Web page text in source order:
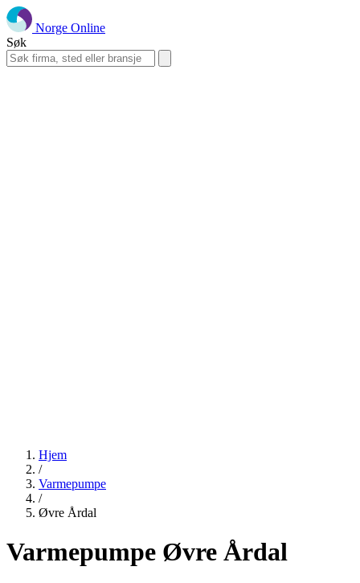
Norge Online
Søk
Hjem
/
Varmepumpe
/
Øvre Årdal
Varmepumpe Øvre Årdal